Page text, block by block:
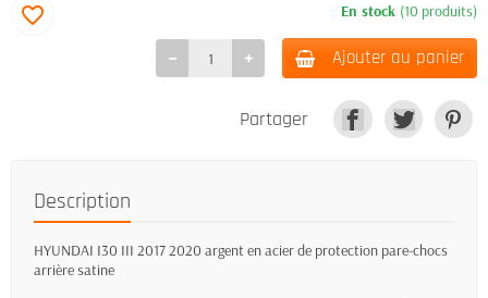
En stock (10 produits)
Ajouter au panier
favorite_border
Partager
Description
HYUNDAI I30 III 2017 2020 argent en acier de protection pare-chocs
arrière satine